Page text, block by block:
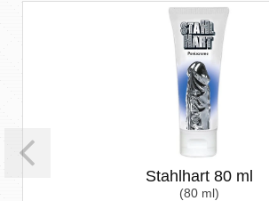
Stahlhart 80 ml
(80 ml)